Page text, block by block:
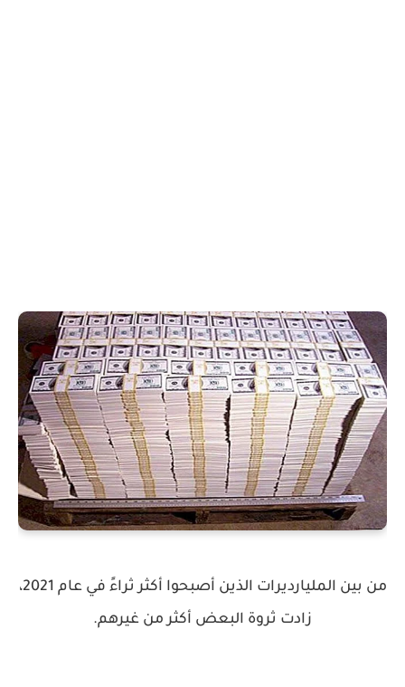
من بين المليارديرات الذين أصبحوا أكثر ثراءً في عام 2021،
زادت ثروة البعض أكثر من غيرهم.